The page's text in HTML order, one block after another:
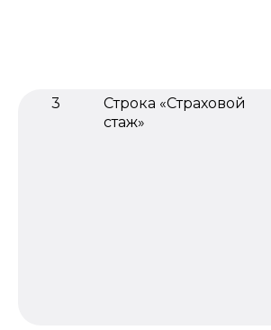
3
Строка «Страховой
стаж»